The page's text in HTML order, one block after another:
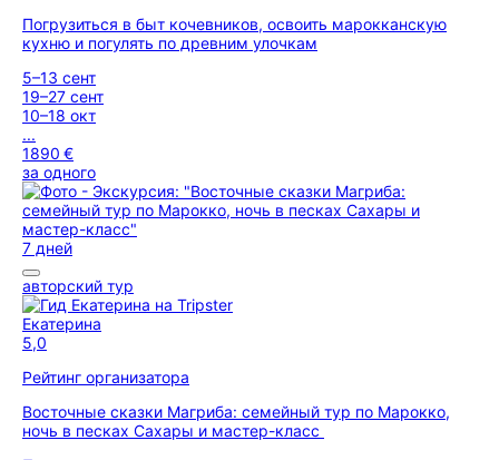
Погрузиться в быт кочевников, освоить марокканскую
кухню и погулять по древним улочкам
5–13 сент
19–27 сент
10–18 окт
...
1890 €
за одного
7 дней
авторский тур
Екатерина
5,0
Рейтинг организатора
Восточные сказки Магриба: семейный тур по Марокко,
ночь в песках Сахары и мастер-класс